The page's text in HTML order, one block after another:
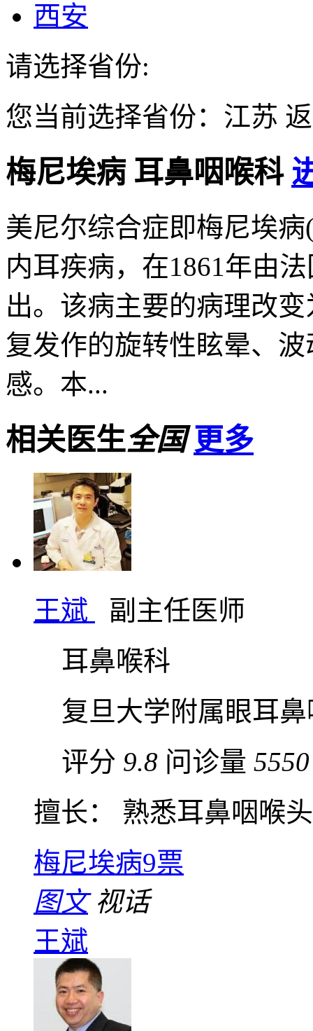
西安
请选择省份:
您当前选择省份： 江苏
梅尼埃病 耳鼻咽喉科
美尼尔综合症即梅尼埃病
内耳疾病，在1861年由
出。该病主要的病理改
复发作的旋转性眩晕、
感。本...
相关医生全国 更多
王斌
副主任医师
耳鼻喉科
复旦大学附属眼耳
评分 9.8 问诊量 5550
擅长： 熟悉耳鼻咽喉
梅尼埃病9票
图文 视话
王斌